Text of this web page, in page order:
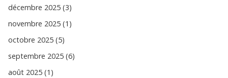
décembre 2025 (3)
novembre 2025 (1)
octobre 2025 (5)
septembre 2025 (6)
août 2025 (1)